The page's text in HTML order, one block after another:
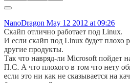
NanoDragon May 12 2012 at 09:26
Скайп отлично работает под Linux.
И если скайп под Linux будет плохо
другие продукты.
Так что навряд-ли Microsoft пойдет
П.С. А что плохого в том что нету
если это ни как не сказывается на